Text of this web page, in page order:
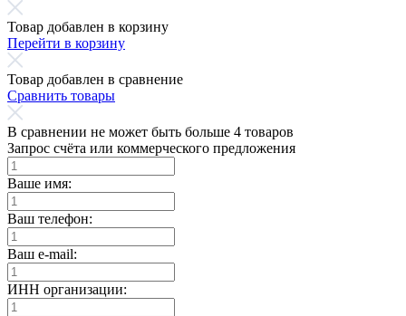
Товар добавлен в корзину
Перейти в корзину
Товар добавлен в сравнение
Сравнить товары
В сравнении не может быть больше 4 товаров
Запрос счёта или коммерческого предложения
Ваше имя:
Ваш телефон:
Ваш e-mail:
ИНН организации: